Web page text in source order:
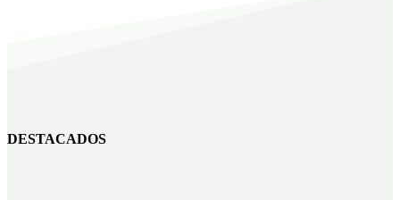
DESTACADOS